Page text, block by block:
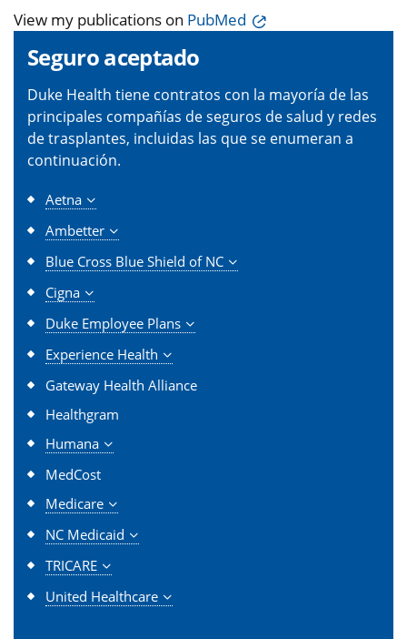
View my publications on PubMed
Seguro aceptado
Duke Health tiene contratos con la mayoría de las
principales compañías de seguros de salud y redes
de trasplantes, incluidas las que se enumeran a
continuación.
Aetna
Ambetter
Blue Cross Blue Shield of NC
Cigna
Duke Employee Plans
Experience Health
Gateway Health Alliance
Healthgram
Humana
MedCost
Medicare
NC Medicaid
TRICARE
United Healthcare